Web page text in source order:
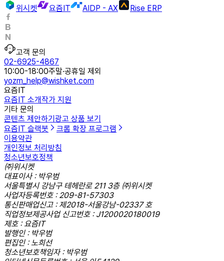
위시켓
요즘IT AIDP - AX Rise ERP
고객 문의
02-6925-4867
10:00-18:00주말·공휴일 제외
yozm_help@wishket.com
요즘IT
요즘IT 소개작가 지원
기타 문의
콘텐츠 제안하기 광고 상품 보기
요즘IT 슬랙봇
크롬 확장 프로그램
이용약관
개인정보 처리방침
청소년보호정책
㈜위시켓
대표이사 : 박우범
서울특별시 강남구 테헤란로 211 3층 ㈜위시켓
사업자등록번호 : 209-81-57303
통신판매업신고 : 제2018-서울강남-02337 호
직업정보제공사업 신고번호 : J1200020180019
제호 : 요즘IT
발행인 : 박우범
편집인 : 노희선
청소년보호책임자 : 박우범